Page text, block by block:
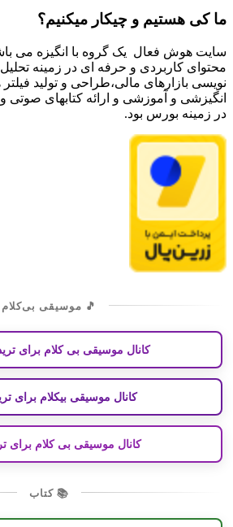
ما کی هستیم و چیکار میکنیم؟
سایت هوش فعال یک گروه با انگیزه می
محتوای کاربردی و حرفه ای در زمینه تحلیل
نویسی بازارهای مالی،طراحی و تولید
انگیزشی و آموزشی و ارائه کتابهای صوتی
در زمینه بورس بود.
🎵 موسیقی بی‌کلام
کانال موسیقی بی کلام برای
کانال موسیقی بیکلام برای
کانال موسیقی بی کلام برای
📚 کتاب